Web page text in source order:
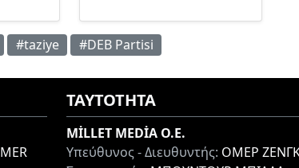
#taziye #DEB Partisi
ΤΑΥΤΟΤΗΤΑ
MİLLET MEDİA O.E.
Υπεύθυνος - Διευθυντής: ΟΜΕΡ